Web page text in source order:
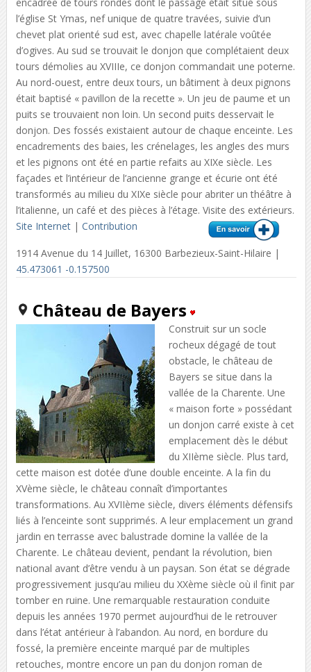
l’église St Ymas, nef unique de quatre travées, suivie d’un
chevet plat orienté sud est, avec chapelle latérale voûtée
d’ogives. Au sud se trouvait le donjon que complétaient deux
tours démolies au XVIIIe, ce donjon commandait une poterne.
Au nord-ouest, entre deux tours, un bâtiment à deux pignons
était baptisé « pavillon de la recette ». Un jeu de paume et un
puits se trouvaient non loin. Un second puits desservait le
donjon. Des fossés existaient autour de chaque enceinte. Les
encadrements des baies, les crénelages, les angles des murs
et les pignons ont été en partie refaits au XIXe siècle. Les
façades et l’intérieur de l’ancienne grange et écurie ont été
transformés au milieu du XIXe siècle pour abriter un théâtre à
l’italienne, un café et des pièces à l’étage. Visite des extérieurs.
Site Internet| Contribution
1914 Avenue du 14 Juillet, 16300 Barbezieux-Saint-Hilaire |
45.473061 -0.157500
Château de Bayers
Construit sur un socle
rocheux dégagé de tout
obstacle, le château de
Bayers se situe dans la
vallée de la Charente. Une
« maison forte » possédant
un donjon carré existe à cet
emplacement dès le début
du XIIème siècle. Plus tard,
cette maison est dotée d’une double enceinte. A la fin du
XVème siècle, le château connaît d’importantes
transformations. Au XVIIème siècle, divers éléments défensifs
liés à l’enceinte sont supprimés. A leur emplacement un grand
jardin en terrasse avec balustrade domine la vallée de la
Charente. Le château devient, pendant la révolution, bien
national avant d’être vendu à un paysan. Son état se dégrade
progressivement jusqu’au milieu du XXème siècle où il finit par
tomber en ruine. Une remarquable restauration conduite
depuis les années 1970 permet aujourd’hui de le retrouver
dans l’état antérieur à l’abandon. Au nord, en bordure du
fossé, la première enceinte marqué par de multiples
retouches, montre encore un pan du donjon roman de